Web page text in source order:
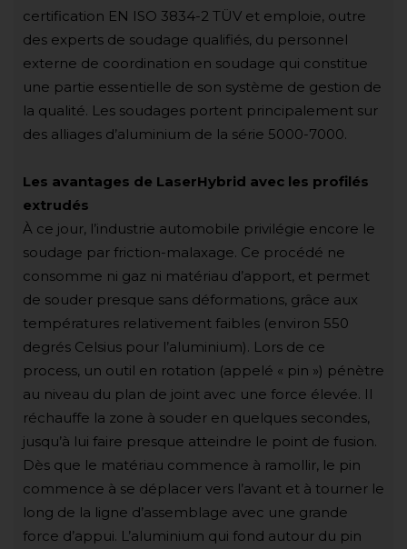
certification EN ISO 3834-2 TÜV et emploie, outre
des experts de soudage qualifiés, du personnel
externe de coordination en soudage qui constitue
une partie essentielle de son système de gestion de
la qualité. Les soudages portent principalement sur
des alliages d’aluminium de la série 5000-7000.
Les avantages de LaserHybrid avec les profilés
extrudés
À ce jour, l’industrie automobile privilégie encore le
soudage par friction-malaxage. Ce procédé ne
consomme ni gaz ni matériau d’apport, et permet
de souder presque sans déformations, grâce aux
températures relativement faibles (environ 550
degrés Celsius pour l’aluminium). Lors de ce
process, un outil en rotation (appelé « pin ») pénètre
au niveau du plan de joint avec une force élevée. Il
réchauffe la zone à souder en quelques secondes,
jusqu’à lui faire presque atteindre le point de fusion.
Dès que le matériau commence à ramollir, le pin
commence à se déplacer vers l’avant et à tourner le
long de la ligne d’assemblage avec une grande
force d’appui. L’aluminium qui fond autour du pin